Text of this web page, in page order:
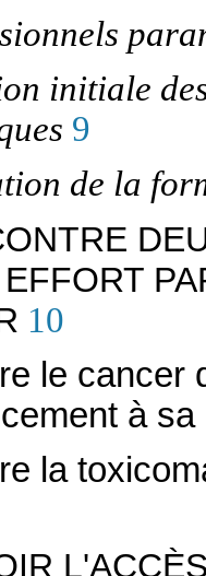
initiale
9
de la
10
le cancer
à sa
la